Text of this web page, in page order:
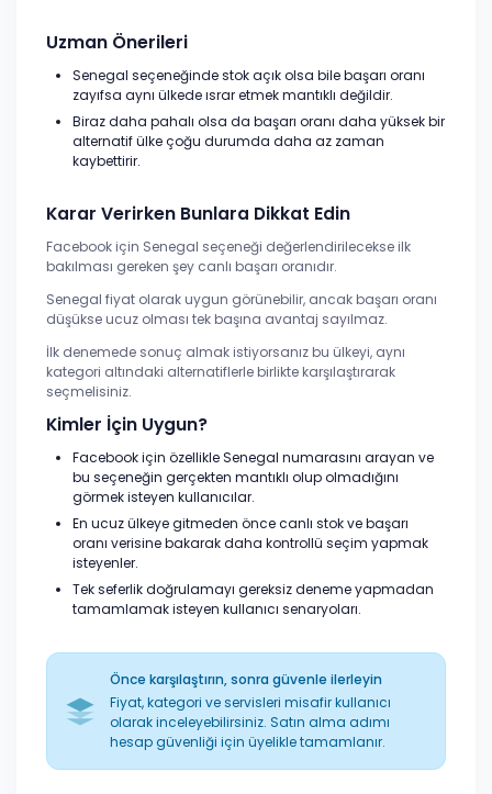
Uzman Önerileri
Senegal seçeneğinde stok açık olsa bile başarı oranı
zayıfsa aynı ülkede ısrar etmek mantıklı değildir.
Biraz daha pahalı olsa da başarı oranı daha yüksek bir
alternatif ülke çoğu durumda daha az zaman
kaybettirir.
Karar Verirken Bunlara Dikkat Edin
Facebook için Senegal seçeneği değerlendirilecekse ilk
bakılması gereken şey canlı başarı oranıdır.
Senegal fiyat olarak uygun görünebilir, ancak başarı oranı
düşükse ucuz olması tek başına avantaj sayılmaz.
İlk denemede sonuç almak istiyorsanız bu ülkeyi, aynı
kategori altındaki alternatiflerle birlikte karşılaştırarak
seçmelisiniz.
Kimler İçin Uygun?
Facebook için özellikle Senegal numarasını arayan ve
bu seçeneğin gerçekten mantıklı olup olmadığını
görmek isteyen kullanıcılar.
En ucuz ülkeye gitmeden önce canlı stok ve başarı
oranı verisine bakarak daha kontrollü seçim yapmak
isteyenler.
Tek seferlik doğrulamayı gereksiz deneme yapmadan
tamamlamak isteyen kullanıcı senaryoları.
Önce karşılaştırın, sonra güvenle ilerleyin
Fiyat, kategori ve servisleri misafir kullanıcı
olarak inceleyebilirsiniz. Satın alma adımı
hesap güvenliği için üyelikle tamamlanır.